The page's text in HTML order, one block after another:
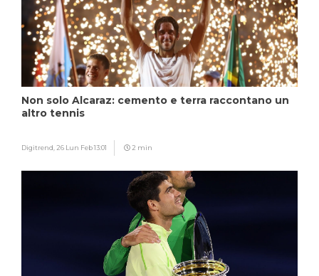
Non solo Alcaraz: cemento e terra raccontano un
altro tennis
Digitrend, 26 Lun Feb 13:01 2 min